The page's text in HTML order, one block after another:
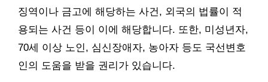
징역이나 금고에 해당하는 사건, 외국의 법률이 적
용되는 사건 등이 이에 해당합니다. 또한, 미성년자,
70세 이상 노인, 심신장애자, 농아자 등도 국선변호
인의 도움을 받을 권리가 있습니다.